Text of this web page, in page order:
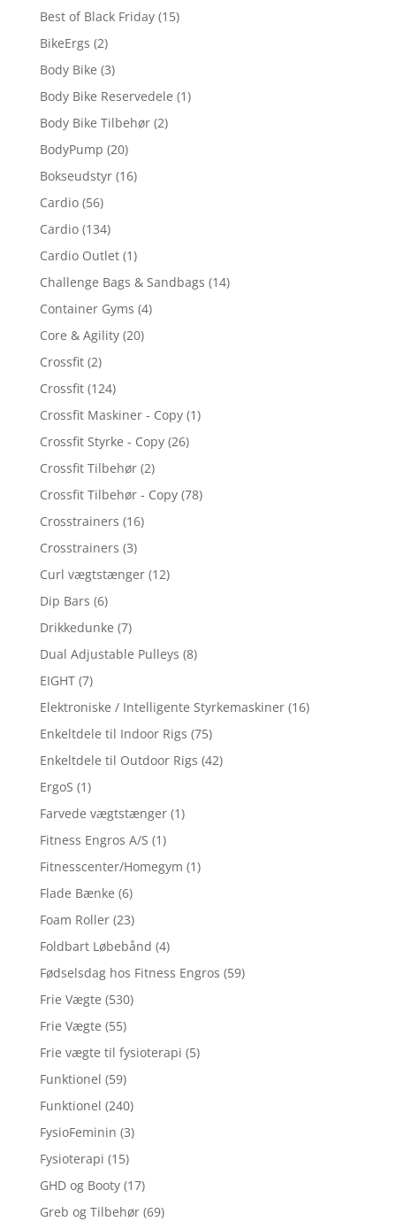
Best of Black Friday (15)
BikeErgs (2)
Body Bike (3)
Body Bike Reservedele (1)
Body Bike Tilbehør (2)
BodyPump (20)
Bokseudstyr (16)
Cardio (56)
Cardio (134)
Cardio Outlet (1)
Challenge Bags & Sandbags (14)
Container Gyms (4)
Core & Agility (20)
Crossfit (2)
Crossfit (124)
Crossfit Maskiner - Copy (1)
Crossfit Styrke - Copy (26)
Crossfit Tilbehør (2)
Crossfit Tilbehør - Copy (78)
Crosstrainers (16)
Crosstrainers (3)
Curl vægtstænger (12)
Dip Bars (6)
Drikkedunke (7)
Dual Adjustable Pulleys (8)
EIGHT (7)
Elektroniske / Intelligente Styrkemaskiner (16)
Enkeltdele til Indoor Rigs (75)
Enkeltdele til Outdoor Rigs (42)
ErgoS (1)
Farvede vægtstænger (1)
Fitness Engros A/S (1)
Fitnesscenter/Homegym (1)
Flade Bænke (6)
Foam Roller (23)
Foldbart Løbebånd (4)
Fødselsdag hos Fitness Engros (59)
Frie Vægte (530)
Frie Vægte (55)
Frie vægte til fysioterapi (5)
Funktionel (59)
Funktionel (240)
FysioFeminin (3)
Fysioterapi (15)
GHD og Booty (17)
Greb og Tilbehør (69)